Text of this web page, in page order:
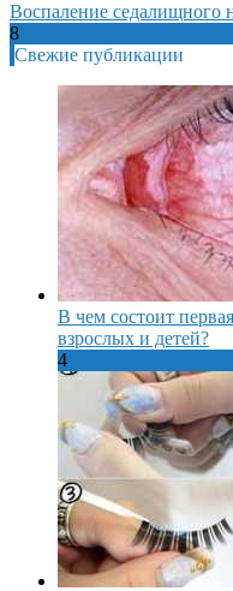
Воспаление седалищного
8
Свежие публикации
В чем состоит
взрослых и детей?
4